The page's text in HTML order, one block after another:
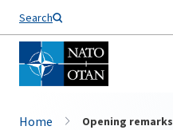
Search
Home Opening remarks